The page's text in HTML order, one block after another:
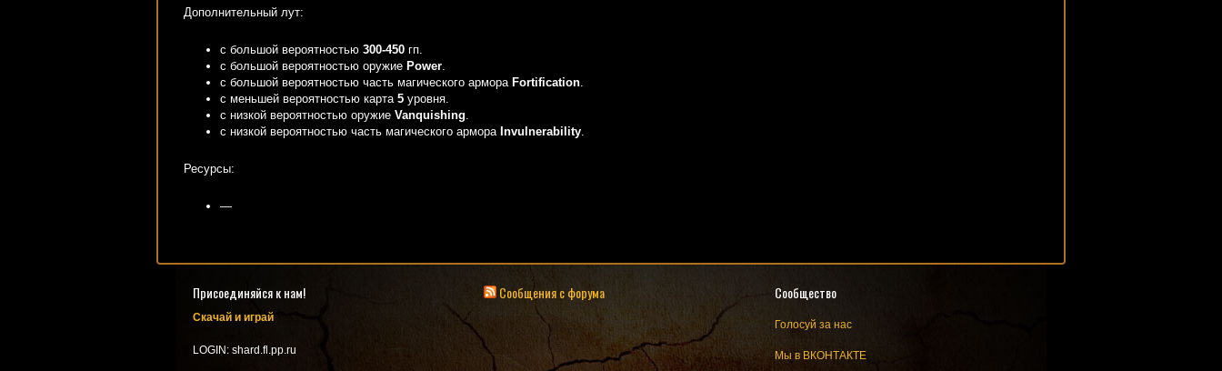
Дополнительный лут:
с большой вероятностью 300-450 гп.
с большой вероятностью оружие Power.
с большой вероятностью часть магического армора Fortification.
с меньшей вероятностью карта 5 уровня.
с низкой вероятностью оружие Vanquishing.
с низкой вероятностью часть магического армора Invulnerability.
Ресурсы:
—
Присоединяйся к нам!
Скачай и играй
LOGIN: shard.fl.pp.ru
Сообщения с форума Сообщество
Голосуй за нас
Мы в ВКОНТАКТЕ